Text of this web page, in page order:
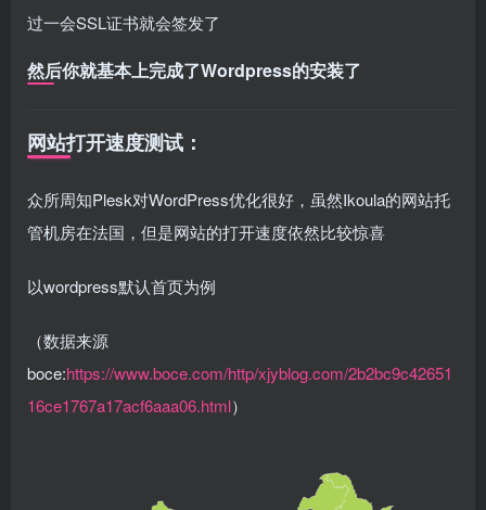
过一会SSL证书就会签发了
然后你就基本上完成了Wordpress的安装了
网站打开速度测试：
众所周知Plesk对WordPress优化很好，虽然Ikoula的网站托
管机房在法国，但是网站的打开速度依然比较惊喜
以wordpress默认首页为例
（数据来源
boce:https://www.boce.com/http/xjyblog.com/2b2bc9c42651
16ce1767a17acf6aaa06.html）